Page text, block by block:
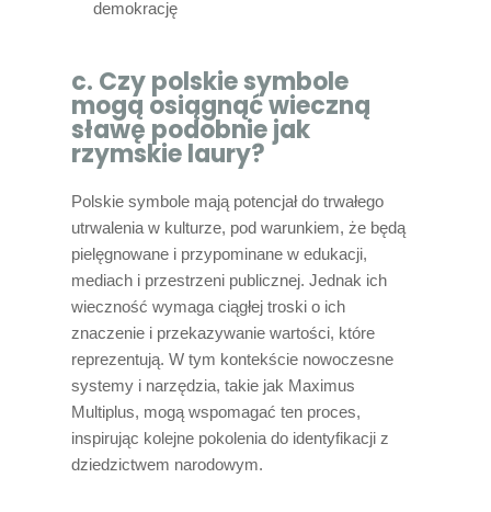
demokrację
c. Czy polskie symbole
mogą osiągnąć wieczną
sławę podobnie jak
rzymskie laury?
Polskie symbole mają potencjał do trwałego
utrwalenia w kulturze, pod warunkiem, że będą
pielęgnowane i przypominane w edukacji,
mediach i przestrzeni publicznej. Jednak ich
wieczność wymaga ciągłej troski o ich
znaczenie i przekazywanie wartości, które
reprezentują. W tym kontekście nowoczesne
systemy i narzędzia, takie jak Maximus
Multiplus, mogą wspomagać ten proces,
inspirując kolejne pokolenia do identyfikacji z
dziedzictwem narodowym.